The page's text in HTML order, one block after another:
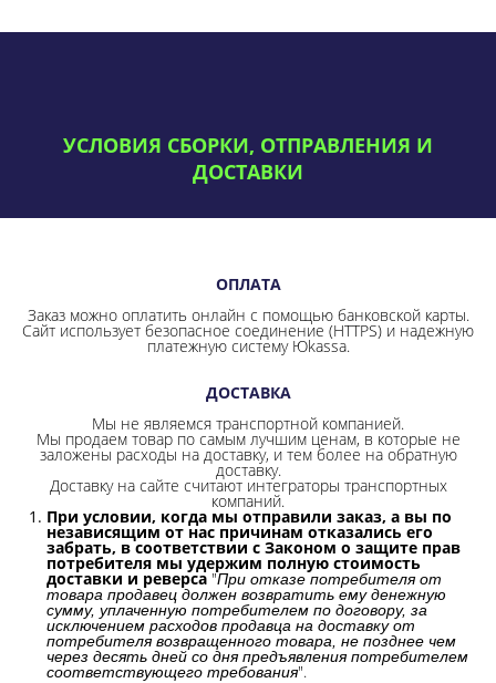
УСЛОВИЯ СБОРКИ, ОТПРАВЛЕНИЯ И
ДОСТАВКИ
ОПЛАТА
Заказ можно оплатить онлайн с помощью банковской карты.
Сайт использует безопасное соединение (HTTPS) и надежную
платежную систему Юkassa.
ДОСТАВКА
Мы не являемся транспортной компанией.
Мы продаем товар по самым лучшим ценам, в которые не
заложены расходы на доставку, и тем более на обратную
доставку.
Доставку на сайте считают интеграторы транспортных
компаний.
При условии, когда мы отправили заказ, а вы по
независящим от нас причинам отказались его
забрать, в соответствии с Законом о защите прав
потребителя мы удержим полную стоимость
доставки и реверса "При отказе потребителя от
товара продавец должен возвратить ему денежную
сумму, уплаченную потребителем по договору, за
исключением расходов продавца на доставку от
потребителя возвращенного товара, не позднее чем
через десять дней со дня предъявления потребителем
соответствующего требования".